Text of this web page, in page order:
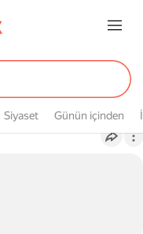
Siyaset Günün içinden